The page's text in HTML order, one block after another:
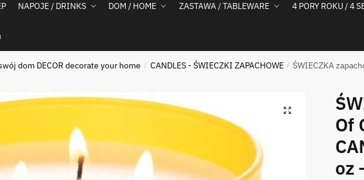
NAPOJE / DRINKS DOM / HOME ZASTAWA / TABLEWARE 4 PORY ROKU / 4
dom DECOR decorate your home / CANDLES - ŚWIECZKI ZAPACHOWE / ŚWIECZKA
Of
oz